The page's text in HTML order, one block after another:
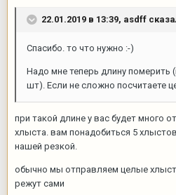
22.01.2019 в 13:39, asdff
Спасибо. то что нужно :-)
Надо мне теперь длину померить
шт). Если не сложно посчитаете
при такой длине у вас будет много
хлыста. вам понадобиться 5
нашей резкой.
обычно мы отправляем целые
режут сами